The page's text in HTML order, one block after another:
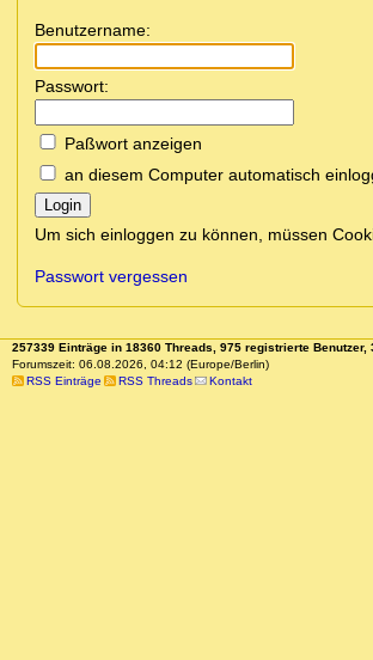
Benutzername:
Passwort:
Paßwort anzeigen
an diesem Computer automatisch
Login
Um sich einloggen zu können, müssen
Passwort vergessen
257339 Einträge in 18360 Threads, 975 registrierte
Forumszeit: 06.08.2026, 04:12 (Europe/Berlin)
RSS Einträge
RSS Threads Kontakt